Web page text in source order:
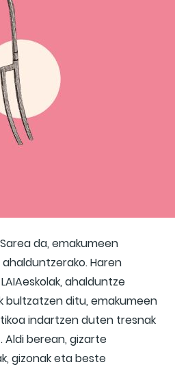
da, emakumeen
Haren
ahalduntze
bultzatzen ditu, emakumeen
indartzen duten tresnak
Aldi berean, gizarte
gizonak eta beste